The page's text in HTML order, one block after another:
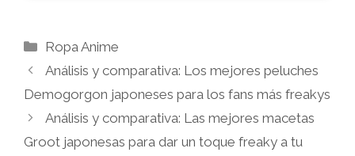
Categorías
Ropa Anime
Análisis y comparativa: Los mejores peluches
Demogorgon japoneses para los fans más freakys
Análisis y comparativa: Las mejores macetas
Groot japonesas para dar un toque freaky a tu